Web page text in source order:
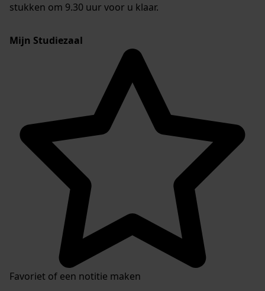
stukken om 9.30 uur voor u klaar.
Mijn Studiezaal
Favoriet of een notitie maken